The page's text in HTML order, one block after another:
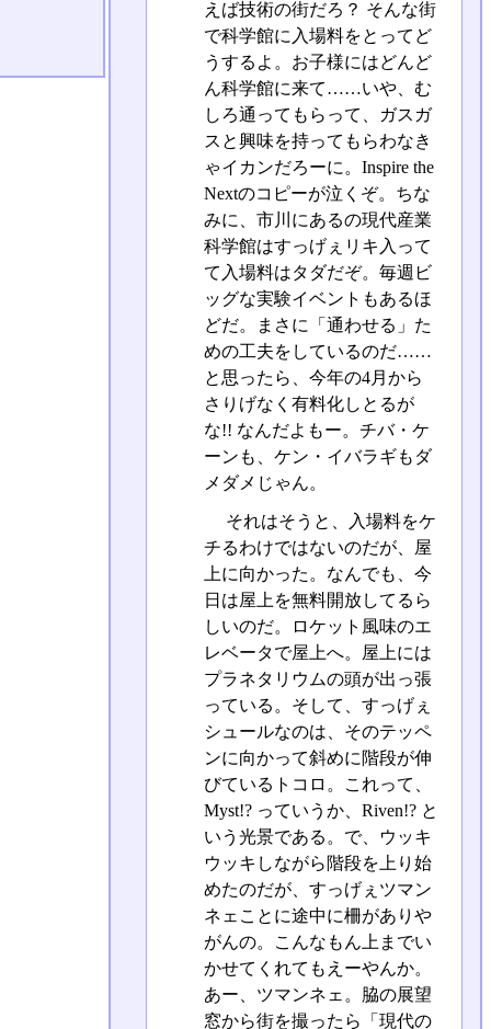
えば技術の街だろ？ そんな街
で科学館に入場料をとってど
うするよ。お子様にはどんど
ん科学館に来て……いや、む
しろ通ってもらって、ガスガ
スと興味を持ってもらわなき
ゃイカンだろーに。Inspire the
Nextのコピーが泣くぞ。ちな
みに、市川にあるの現代産業
科学館はすっげぇリキ入って
て入場料はタダだぞ。毎週ビ
ッグな実験イベントもあるほ
どだ。まさに「通わせる」た
めの工夫をしているのだ……
と思ったら、今年の4月から
さりげなく有料化しとるが
な!! なんだよもー。チバ・ケ
ーンも、ケン・イバラギもダ
メダメじゃん。
それはそうと、入場料をケ
チるわけではないのだが、屋
上に向かった。なんでも、今
日は屋上を無料開放してるら
しいのだ。ロケット風味のエ
レベータで屋上へ。屋上には
プラネタリウムの頭が出っ張
っている。そして、すっげぇ
シュールなのは、そのテッペ
ンに向かって斜めに階段が伸
びているトコロ。これって、
Myst!? っていうか、Riven!? と
いう光景である。で、ウッキ
ウッキしながら階段を上り始
めたのだが、すっげぇツマン
ネェことに途中に柵がありや
がんの。こんなもん上までい
かせてくれてもえーやんか。
あー、ツマンネェ。脇の展望
窓から街を撮ったら「現代の